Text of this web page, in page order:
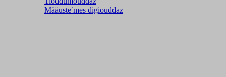
Määusteʹmes digiouddaz